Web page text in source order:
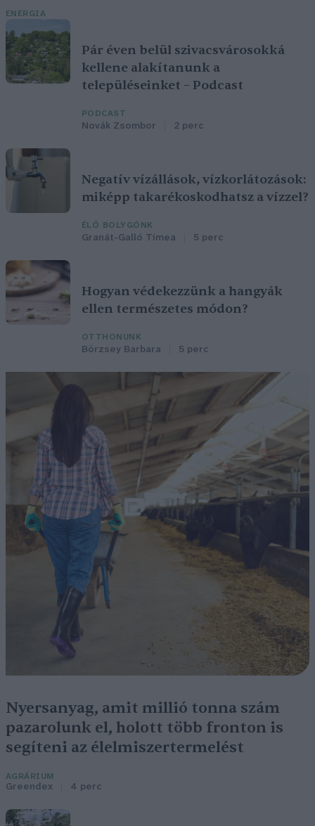
ENERGIA
Pár éven belül szivacsvárosokká
kellene alakítanunk a
településeinket – Podcast
PODCAST
Novák Zsombor 2 perc
Negatív vízállások, vízkorlátozások:
miképp takarékoskodhatsz a vízzel?
ÉLŐ BOLYGÓNK
Granát-Galló Tímea 5 perc
Hogyan védekezzünk a hangyák
ellen természetes módon?
OTTHONUNK
Börzsey Barbara 5 perc
Nyersanyag, amit millió tonna szám
pazarolunk el, holott több fronton is
segíteni az élelmiszertermelést
AGRÁRIUM
Greendex 4 perc